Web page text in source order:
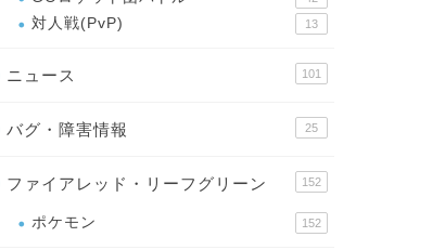
対人戦(PvP) 13
ニュース 101
バグ・障害情報 25
ファイアレッド・リーフグリーン 152
ポケモン 152